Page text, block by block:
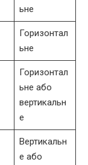
ьне
Горизонтал
ьне
Горизонтал
ьне або
вертикальн
е
Вертикальн
е або